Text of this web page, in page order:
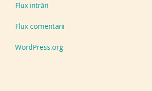
Flux intrări
Flux comentarii
WordPress.org